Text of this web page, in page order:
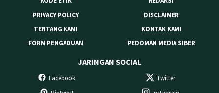
PRIVACY POLICY
DISCLAIMER
TENTANG KAMI
KONTAK KAMI
FORM PENGADUAN
PEDOMAN MEDIA SIBER
JARINGAN SOCIAL
Facebook
Twitter